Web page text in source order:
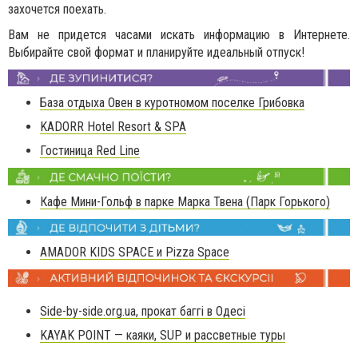
захочется поехать.
Вам не придется часами искать информацию в Интернете.
Выбирайте свой формат и планируйте идеальный отпуск!
База отдыха Овен в куротномом поселке Грибовка
KADORR Hotel Resort & SPA
Гостиница Red Line
Кафе Мини-Гольф в парке Марка Твена (Парк Горького)
AMADOR KIDS SPACE и Pizza Space
Side-by-side.org.ua, прокат баггі в Одесі
KAYAK POINT — каяки, SUP и рассветные туры